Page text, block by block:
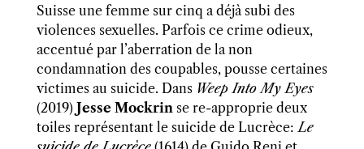
Suisse une femme sur cinq a déjà subi des
violences sexuelles. Parfois ce crime odieux,
accentué par l’aberration de la non
condamnation des coupables, pousse certaines
victimes au suicide. Dans Weep Into My Eyes
(2019) Jesse Mockrinse re-approprie deux
toiles représentant le suicide de Lucrèce: Le